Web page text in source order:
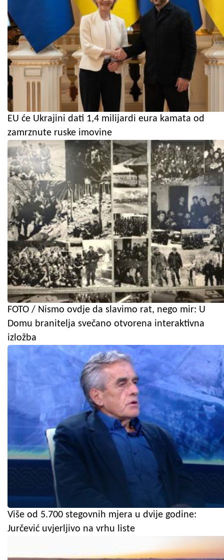
EU će Ukrajini dati 1,4 milijardi eura kamata od
zamrznute ruske imovine
FOTO / Nismo ovdje da slavimo rat, nego mir: U
Domu branitelja svečano otvorena interaktivna
izložba
Više od 5.700 stegovnih mjera u dvije godine:
Jurčević uvjerljivo na vrhu liste